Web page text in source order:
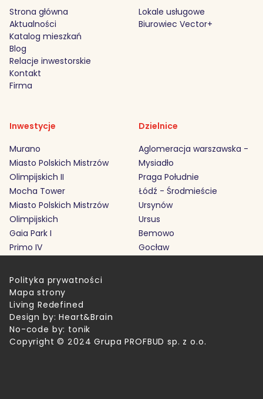
Strona główna
Aktualności
Katalog mieszkań
Blog
Relacje inwestorskie
Kontakt
Firma
Lokale usługowe
Biurowiec Vector+
Inwestycje
Murano
Miasto Polskich Mistrzów
Olimpijskich II
Mocha Tower
Miasto Polskich Mistrzów
Olimpijskich
Gaia Park I
Primo IV
Dzielnice
Aglomeracja warszawska -
Mysiadło
Praga Południe
Łódź - Środmieście
Ursynów
Ursus
Bemowo
Gocław
Copyright © 2024 Grupa PROFBUD sp. z o.o.
Polityka prywatności
Mapa strony
Living Redefined
Design by: Heart&Brain
No-code by: tonik